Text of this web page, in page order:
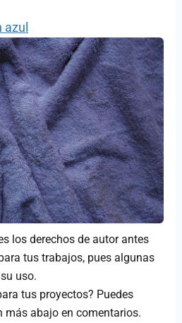
los derechos de autor antes
tus trabajos, pues algunas
uso.
tus proyectos? Puedes
abajo en comentarios.